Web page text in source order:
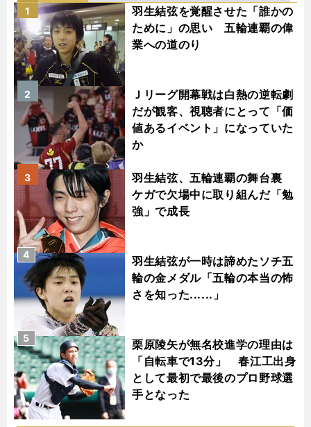
羽生結弦を覚醒させた「誰かの
ために」の思い 五輪連覇の偉
業への道のり
1
Ｊリーグ開幕戦は白熱の逆転劇
だが観客、視聴者にとって「価
値あるイベント」になっていた
か
2
羽生結弦、五輪連覇の舞台裏
ケガで欠場中に取り組んだ「勉
強」で成長
3
羽生結弦が一時は諦めたソチ五
輪の金メダル「五輪の本当の怖
さを知った......」
4
栗原陵矢が無名校進学の理由は
「自転車で13分」 春江工出身
として最初で最後のプロ野球選
手となった
5